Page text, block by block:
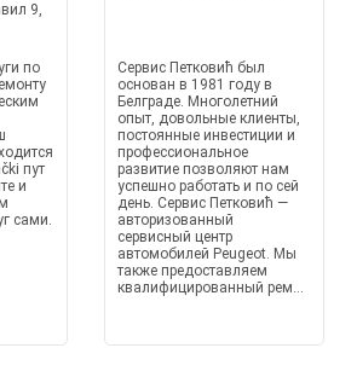
9,
по
пут
и
сами.
Сервис Петковић был
основан в 1981 году в
Белграде. Многолетний
опыт, довольные клиенты,
постоянные инвестиции и
профессиональное
развитие позволяют нам
успешно работать и по сей
день. Сервис Петковић —
авторизованный
сервисный центр
автомобилей Peugeot. Мы
также предоставляем
квалифицированный рем...